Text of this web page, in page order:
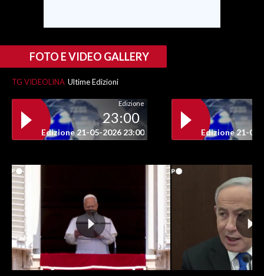
FOTO E VIDEO GALLERY
TG VIDEOLINA Ultime Edizioni
Edizione
23:00
Edizione 21-05-2026 23:00 Edizione 21-05-